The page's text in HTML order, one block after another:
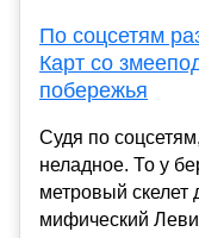
По соцсетям
Карт со
побережья
Судя по
неладное. То у
метровый скелет
мифический